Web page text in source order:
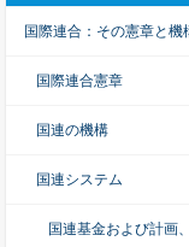
国際連合：その憲章と機
国際連合憲章
国連の機構
国連システム
国連基金および計画